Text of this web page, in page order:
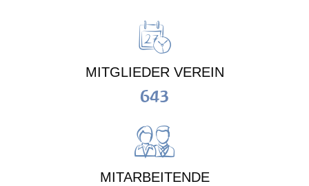
MITGLIEDER VEREIN
643
MITARBEITENDE